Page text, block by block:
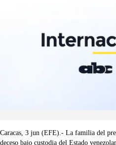
Caracas, 3 jun (EFE).- La familia del
deceso bajo custodia del Estado